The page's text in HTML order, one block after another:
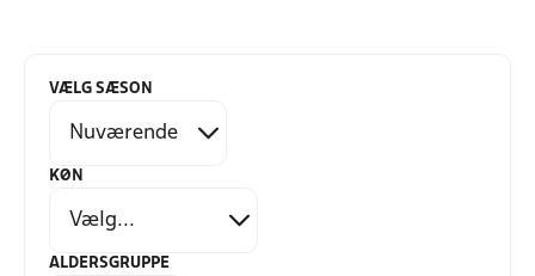
VÆLG SÆSON
KØN
ALDERSGRUPPE